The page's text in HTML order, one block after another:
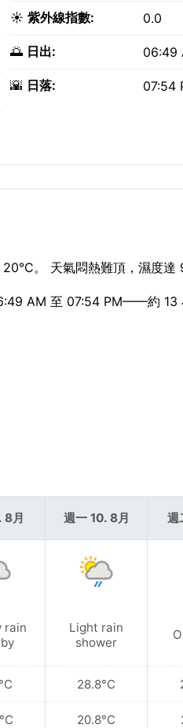
☀️ 紫外線指數: 0.0
🌅 日出: 06:49
🌇 日落: 07:54
。 天氣悶熱難頂，濕度達
AM 至 07:54 PM——約 13
8月
rain
週一 10. 8月
Light rain
shower
28.8°C
20.8°C
週